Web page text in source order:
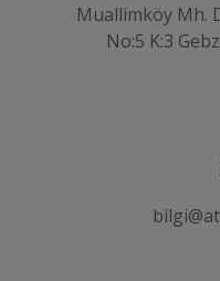
Muallimköy Mh.
No:5 K:3